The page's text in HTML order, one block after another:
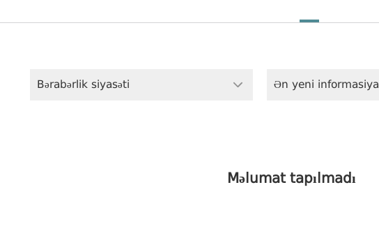
Bərabərlik siyasəti Ən yeni informasiya
Məlumat tapılmadı